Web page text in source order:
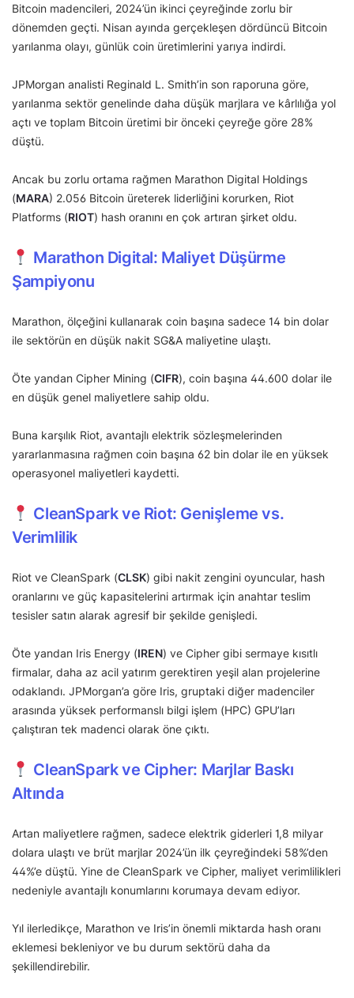
Bitcoin madencileri, 2024’ün ikinci çeyreğinde zorlu bir
dönemden geçti. Nisan ayında gerçekleşen dördüncü Bitcoin
yarılanma olayı, günlük coin üretimlerini yarıya indirdi.
JPMorgan analisti Reginald L. Smith’in son raporuna göre,
yarılanma sektör genelinde daha düşük marjlara ve kârlılığa yol
açtı ve toplam Bitcoin üretimi bir önceki çeyreğe göre 28%
düştü.
Ancak bu zorlu ortama rağmen Marathon Digital Holdings
(MARA) 2.056 Bitcoin üreterek liderliğini korurken, Riot
Platforms (RIOT) hash oranını en çok artıran şirket oldu.
Marathon Digital: Maliyet Düşürme
Şampiyonu
Marathon, ölçeğini kullanarak coin başına sadece 14 bin dolar
ile sektörün en düşük nakit SG&A maliyetine ulaştı.
Öte yandan Cipher Mining (CIFR), coin başına 44.600 dolar ile
en düşük genel maliyetlere sahip oldu.
Buna karşılık Riot, avantajlı elektrik sözleşmelerinden
yararlanmasına rağmen coin başına 62 bin dolar ile en yüksek
operasyonel maliyetleri kaydetti.
CleanSpark ve Riot: Genişleme vs.
Verimlilik
Riot ve CleanSpark (CLSK) gibi nakit zengini oyuncular, hash
oranlarını ve güç kapasitelerini artırmak için anahtar teslim
tesisler satın alarak agresif bir şekilde genişledi.
Öte yandan Iris Energy (IREN) ve Cipher gibi sermaye kısıtlı
firmalar, daha az acil yatırım gerektiren yeşil alan projelerine
odaklandı. JPMorgan’a göre Iris, gruptaki diğer madenciler
arasında yüksek performanslı bilgi işlem (HPC) GPU’ları
çalıştıran tek madenci olarak öne çıktı.
CleanSpark ve Cipher: Marjlar Baskı
Altında
Artan maliyetlere rağmen, sadece elektrik giderleri 1,8 milyar
dolara ulaştı ve brüt marjlar 2024’ün ilk çeyreğindeki 58%’den
44%’e düştü. Yine de CleanSpark ve Cipher, maliyet verimlilikleri
nedeniyle avantajlı konumlarını korumaya devam ediyor.
Yıl ilerledikçe, Marathon ve Iris’in önemli miktarda hash oranı
eklemesi bekleniyor ve bu durum sektörü daha da
şekillendirebilir.